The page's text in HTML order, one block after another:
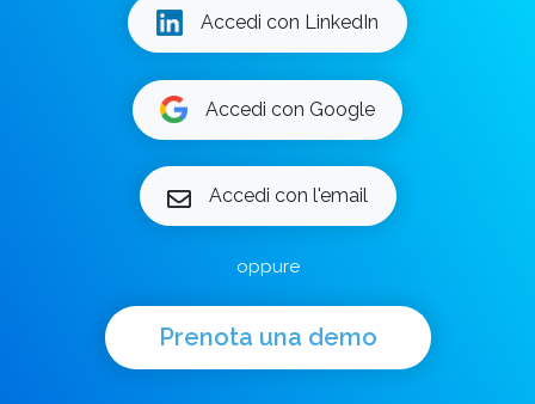
Accedi con LinkedIn
Accedi con Google
Accedi con l'email
oppure
Prenota una demo